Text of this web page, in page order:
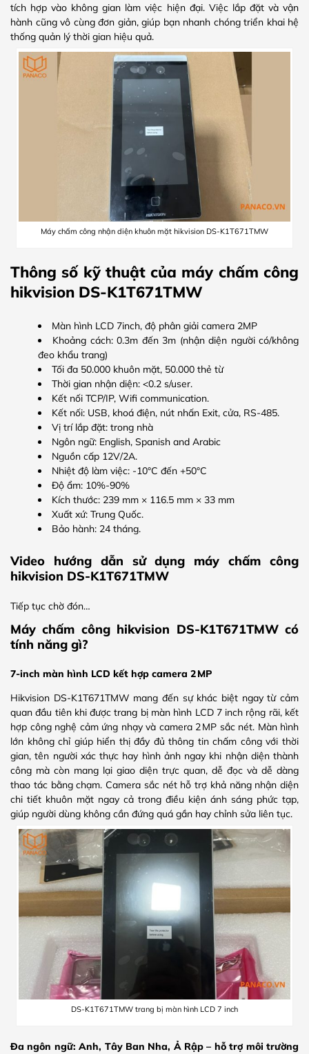
tích hợp vào không gian làm việc hiện đại. Việc lắp đặt và vận
hành cũng vô cùng đơn giản, giúp bạn nhanh chóng triển khai hệ
thống quản lý thời gian hiệu quả.
Máy chấm công nhận diện khuôn mặt hikvision DS-K1T671TMW
Thông số kỹ thuật của máy chấm công
hikvision DS-K1T671TMW
Màn hình LCD 7inch, độ phân giải camera 2MP
Khoảng cách: 0.3m đến 3m (nhận diện người có/không
đeo khẩu trang)
Tối đa 50.000 khuôn mặt, 50.000 thẻ từ
Thời gian nhận diện: <0.2 s/user.
Kết nối TCP/IP, Wifi communication.
Kết nối: USB, khoá điện, nút nhấn Exit, cửa, RS-485.
Vị trí lắp đặt: trong nhà
Ngôn ngữ: English, Spanish and Arabic
Nguồn cấp 12V/2A.
Nhiệt độ làm việc: -10°C đến +50°C
Độ ẩm: 10%-90%
Kích thước: 239 mm × 116.5 mm × 33 mm
Xuất xứ: Trung Quốc.
Bảo hành: 24 tháng.
Video hướng dẫn sử dụng máy chấm công
hikvision DS-K1T671TMW
Tiếp tục chờ đón…
Máy chấm công hikvision DS-K1T671TMW có
tính năng gì?
7‑inch màn hình LCD kết hợp camera 2 MP
Hikvision DS‑K1T671TMW mang đến sự khác biệt ngay từ cảm
quan đầu tiên khi được trang bị màn hình LCD 7 inch rộng rãi, kết
hợp công nghệ cảm ứng nhạy và camera 2 MP sắc nét. Màn hình
lớn không chỉ giúp hiển thị đầy đủ thông tin chấm công với thời
gian, tên người xác thực hay hình ảnh ngay khi nhận diện thành
công mà còn mang lại giao diện trực quan, dễ đọc và dễ dàng
thao tác bằng chạm. Camera sắc nét hỗ trợ khả năng nhận diện
chi tiết khuôn mặt ngay cả trong điều kiện ánh sáng phức tạp,
giúp người dùng không cần đứng quá gần hay chỉnh sửa liên tục.
DS‑K1T671TMW trang bị màn hình LCD 7 inch
Đa ngôn ngữ: Anh, Tây Ban Nha, Ả Rập – hỗ trợ môi trường